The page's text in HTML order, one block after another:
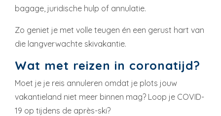
bagage, juridische hulp of annulatie.
Zo geniet je met volle teugen én een gerust hart van
die langverwachte skivakantie.
Wat met reizen in coronatijd?
Moet je je reis annuleren omdat je plots jouw
vakantieland niet meer binnen mag? Loop je COVID-
19 op tijdens de après-ski?